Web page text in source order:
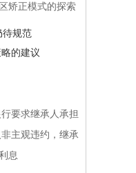
矫正模式的探索
待规范
的建议
要求继承人承担
主观违约，继承
息